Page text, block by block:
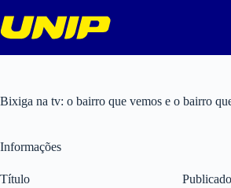
para
o
Bixiga na tv: o bairro que vemos e o bairro
Informações
Título